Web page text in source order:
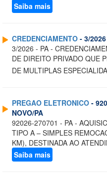
Saiba mais
CREDENCIAMENTO - 3/
3/2026 - PA -
DE DIREITO PRIVADO QUE
DE MULTIPLAS
PREGAO ELETRONICO -
NOVO/PA
92026-270701 - PA -
TIPO A – SIMPLES
KM), DESTINADA AO
Saiba mais